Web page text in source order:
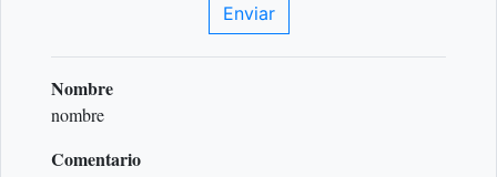
Enviar
Nombre
nombre
Comentario